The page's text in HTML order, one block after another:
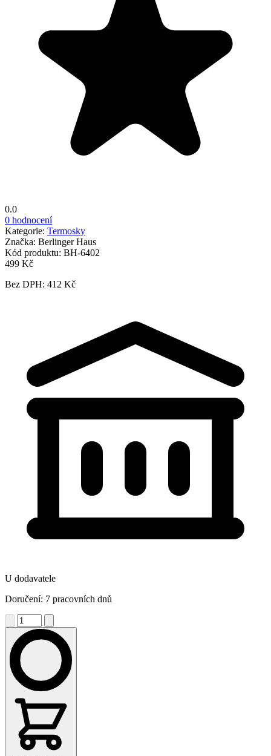
0.0
0 hodnocení
Kategorie: Termosky
Značka: Berlinger Haus
Kód produktu: BH-6402
499 Kč
Bez DPH: 412 Kč
U dodavatele
Doručení: 7 pracovních dnů